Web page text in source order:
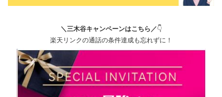
＼三木谷キャンペーンはこちら／👇
楽天リンクの通話の条件達成も忘れずに！